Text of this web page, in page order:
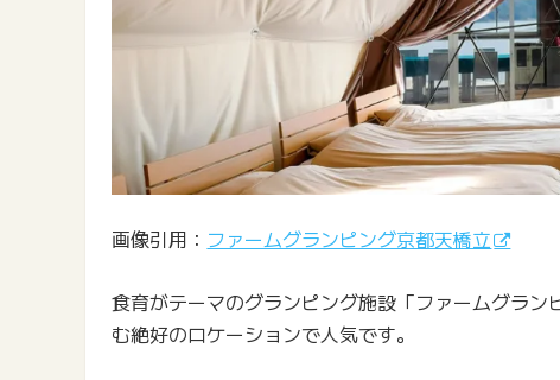
画像引用： ファームグランピング京都天橋立
食育がテーマのグランピング施設「ファームグラ
む絶好のロケーションで人気です。